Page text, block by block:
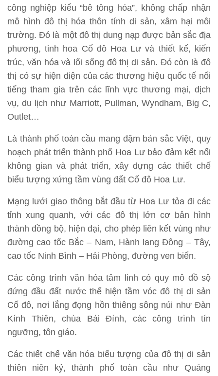
công nghiệp kiểu “bê tông hóa”, không chấp nhận
mô hình đô thị hóa thôn tính di sản, xâm hại môi
trường. Đó là một đô thị dung nạp được bản sắc địa
phương, tinh hoa Cố đô Hoa Lư và thiết kế, kiến
trúc, văn hóa và lối sống đô thị di sản. Đó còn là đô
thị có sự hiện diện của các thương hiệu quốc tế nổi
tiếng tham gia trên các lĩnh vực thương mại, dịch
vụ, du lịch như Marriott, Pullman, Wyndham, Big C,
Outlet…
Là thành phố toàn cầu mang đậm bản sắc Việt, quy
hoạch phát triển thành phố Hoa Lư bảo đảm kết nối
không gian và phát triển, xây dựng các thiết chế
biểu tượng xứng tầm vùng đất Cố đô Hoa Lư.
Mạng lưới giao thông bắt đầu từ Hoa Lư tỏa đi các
tỉnh xung quanh, với các đô thị lớn cơ bản hình
thành đồng bộ, hiện đại, cho phép liên kết vùng như
đường cao tốc Bắc – Nam, Hành lang Đông – Tây,
cao tốc Ninh Bình – Hải Phòng, đường ven biển.
Các công trình văn hóa tâm linh có quy mô đồ sộ
đứng đầu đất nước thể hiện tầm vóc đô thị di sản
Cố đô, nơi lắng đọng hồn thiêng sông núi như Đàn
Kính Thiên, chùa Bái Đính, các công trình tín
ngưỡng, tôn giáo.
Các thiết chế văn hóa biểu tượng của đô thị di sản
thiên niên kỷ, thành phố toàn cầu như Quảng